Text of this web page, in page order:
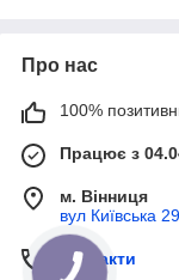
тіло.
Ляльки.
елементи.
Моделі
Це точні копії
разів. Вони, як
деталізації.
Про нас
100%
Працює з
м. Вінниця
вул Київська
Контакти